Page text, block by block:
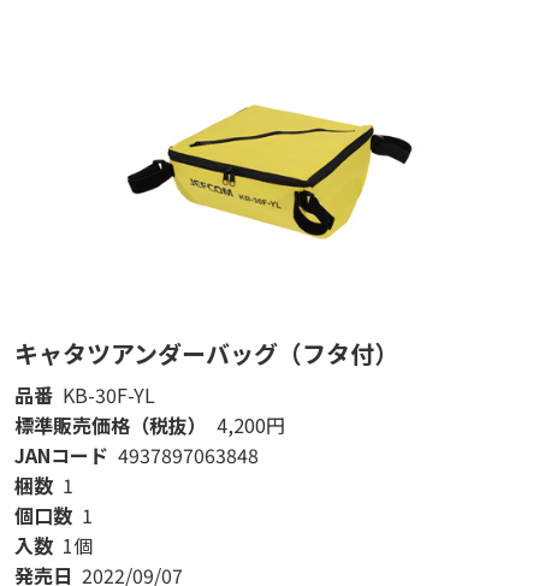
キャタツアンダーバッグ（フタ付）
品番 KB-30F-YL
標準販売価格（税抜）
4,200円
JANコード 4937897063848
梱数 1
個口数 1
入数 1個
発売日 2022/09/07